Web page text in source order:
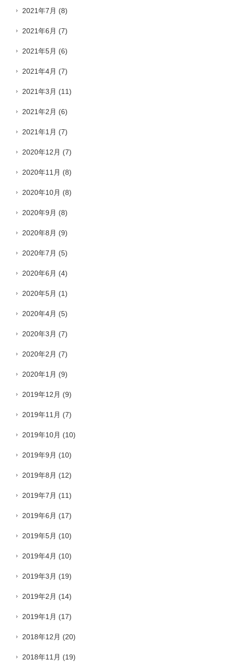
2021年7月 (8)
2021年6月 (7)
2021年5月 (6)
2021年4月 (7)
2021年3月 (11)
2021年2月 (6)
2021年1月 (7)
2020年12月 (7)
2020年11月 (8)
2020年10月 (8)
2020年9月 (8)
2020年8月 (9)
2020年7月 (5)
2020年6月 (4)
2020年5月 (1)
2020年4月 (5)
2020年3月 (7)
2020年2月 (7)
2020年1月 (9)
2019年12月 (9)
2019年11月 (7)
2019年10月 (10)
2019年9月 (10)
2019年8月 (12)
2019年7月 (11)
2019年6月 (17)
2019年5月 (10)
2019年4月 (10)
2019年3月 (19)
2019年2月 (14)
2019年1月 (17)
2018年12月 (20)
2018年11月 (19)